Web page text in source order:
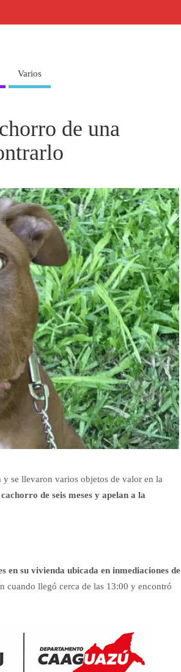
Varios
de una
y se llevaron varios objetos de valor en la
de seis meses y apelan a la
en su vivienda ubicada en inmediaciones de
cuando llegó cerca de las 13:00 y encontró